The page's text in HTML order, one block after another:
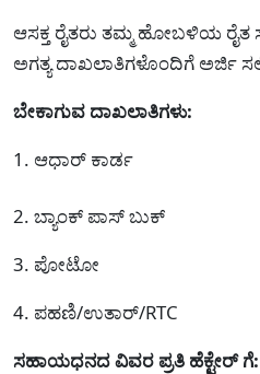
ಆಸಕ್ತ ರೈತರು ತಮ್ಮ ಹೋಬಳಿಯ
ಅಗತ್ಯ ದಾಖಲಾತಿಗಳೊಂದಿಗೆ ಅರ್ಜಿ
ಬೇಕಾಗುವ ದಾಖಲಾತಿಗಳು:
1. ಆಧಾರ್ ಕಾರ್ಡ
2. ಬ್ಯಾಂಕ್ ಪಾಸ್ ಬುಕ್
3. ಪೋಟೋ
4. ಪಹಣಿ/ಉತಾರ್/RTC
ಸಹಾಯಧನದ ವಿವರ ಪ್ರತಿ ಹೆಕ್ಟೇರ್ ಗೆ: